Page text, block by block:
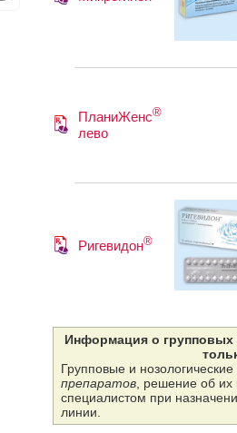
ПланиЖенс®
лево
Ригевидон®
Информация о групповых
Групповые и нозологические
препаратов, решение об их
специалистом при
линии.